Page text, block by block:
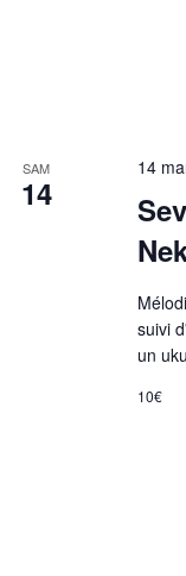
SAM
14
14
suivi
un
10€